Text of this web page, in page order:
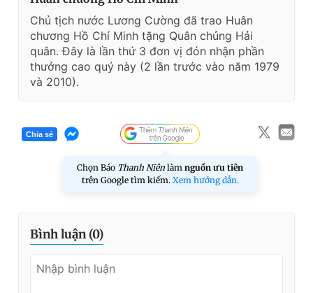
Chủ tịch nước Lương Cường đã trao Huân
chương Hồ Chí Minh tặng Quân chủng Hải
quân. Đây là lần thứ 3 đơn vị đón nhận phần
thưởng cao quý này (2 lần trước vào năm 1979
và 2010).
Chia sẻ
Chọn Báo Thanh Niên làm nguồn ưu tiên
trên Google tìm kiếm. Xem hướng dẫn.
Bình luận (0)